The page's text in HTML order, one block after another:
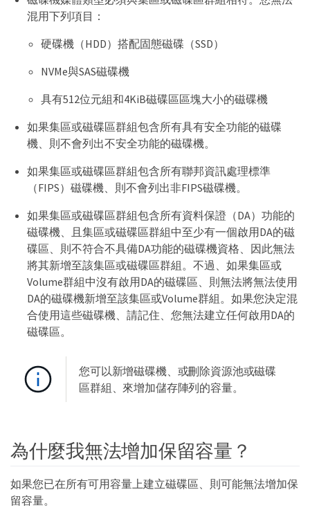
混用下列項目：
硬碟機（HDD）搭配固態磁碟（SSD）
NVMe與SAS磁碟機
具有512位元組和4KiB磁碟區區塊大小的磁碟機
如果集區或磁碟區群組包含所有具有安全功能的磁碟
機、則不會列出不安全功能的磁碟機。
如果集區或磁碟區群組包含所有聯邦資訊處理標準
（FIPS）磁碟機、則不會列出非FIPS磁碟機。
如果集區或磁碟區群組包含所有資料保證（DA）功能的
磁碟機、且集區或磁碟區群組中至少有一個啟用DA的磁
碟區、則不符合不具備DA功能的磁碟機資格、因此無法
將其新增至該集區或磁碟區群組。不過、如果集區或
Volume群組中沒有啟用DA的磁碟區、則無法將無法使用
DA的磁碟機新增至該集區或Volume群組。如果您決定混
合使用這些磁碟機、請記住、您無法建立任何啟用DA的
磁碟區。
您可以新增磁碟機、或刪除資源池或磁碟
區群組、來增加儲存陣列的容量。
為什麼我無法增加保留容量？
如果您已在所有可用容量上建立磁碟區、則可能無法增加保
留容量。